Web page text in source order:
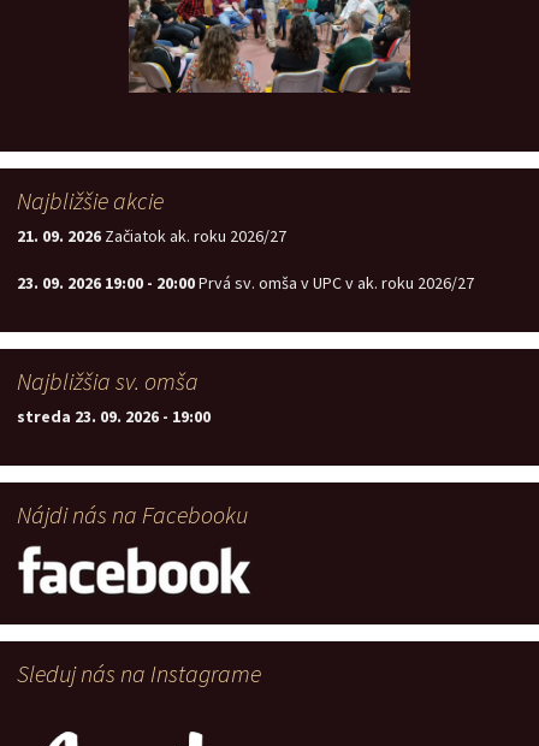
Najbližšie akcie
21. 09. 2026 Začiatok ak. roku 2026/27
23. 09. 2026 19:00 - 20:00Prvá sv. omša v UPC v ak. roku 2026/27
Najbližšia sv. omša
streda 23. 09. 2026 - 19:00
Nájdi nás na Facebooku
Sleduj nás na Instagrame